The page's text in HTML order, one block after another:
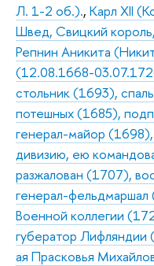
Л. 1-2 об.)., Карл XII
Швед, Свицкий
Репнин Аникита
(12.08.1668-
стольник (1693),
потешных (1685),
генерал-майор
дивизию, ею
разжалован (1707),
генерал-
Военной коллегии
губератор
ая Прасковья